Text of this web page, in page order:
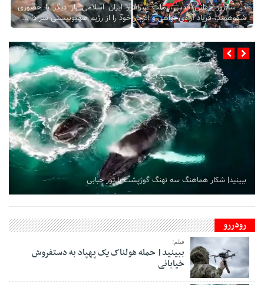
در سالروز جهانی قدس، ملت سرافراز ایران اسلامی بار دیگر با حضوری
شکوهمند، فریاد آزادی‌خواهی و انزجار خود را از رژیم صهیونیستی سر دا ...
ببینید| شکار هماهنگ سه نهنگ گوژپشت با تور حبابی
رودررو
فیلم؛
ببینید| حمله هولناک یک پهپاد به دستفروش
خیابانی